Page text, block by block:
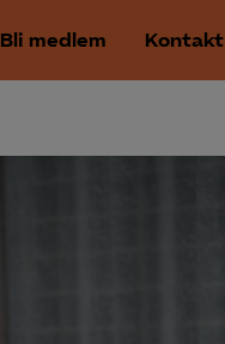
Bli medlem Kontakt